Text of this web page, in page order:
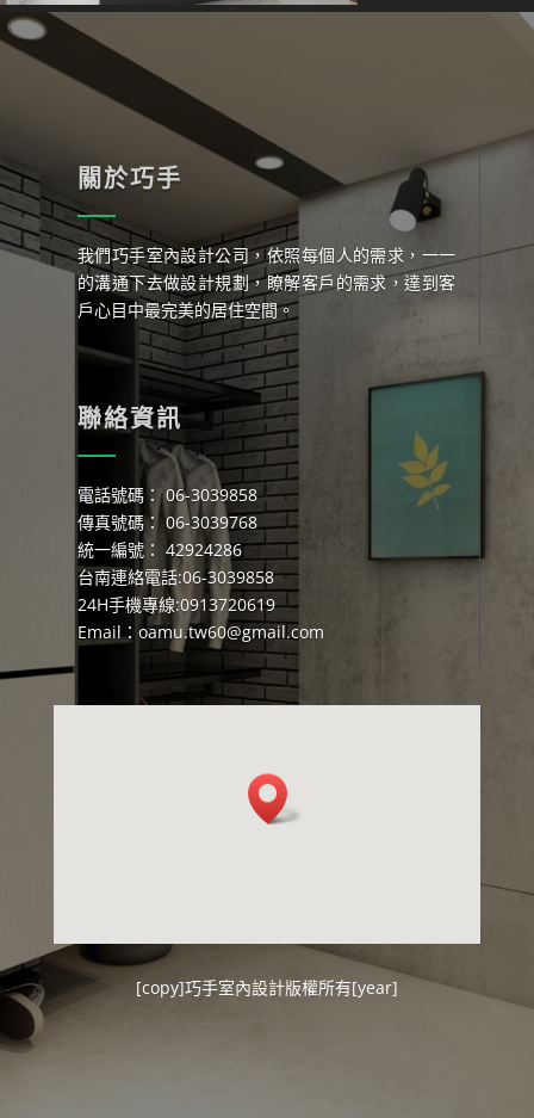
關於巧手
我們巧手室內設計公司，依照每個人的需求，一一
的溝通下去做設計規劃，瞭解客戶的需求，達到客
戶心目中最完美的居住空間。
聯絡資訊
電話號碼： 06-3039858
傳真號碼： 06-3039768
統一編號： 42924286
台南連絡電話:06-3039858
24H手機專線:0913720619
Email： oamu.tw60@gmail.com
[copy]巧手室內設計版權所有[year]